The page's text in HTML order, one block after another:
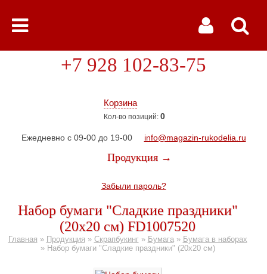
Корзина
Кол-во позиций: 0
+7 928 102-83-75
Ежедневно с 09-00 до 19-00 info@magazin-rukodelia.ru
Продукция →
Забыли пароль?
Набор бумаги "Сладкие праздники"
(20х20 см) FD1007520
Главная » Продукция » Скрапбукинг» Бумага» Бумага в наборах
» Набор бумаги "Сладкие праздники" (20х20 см)